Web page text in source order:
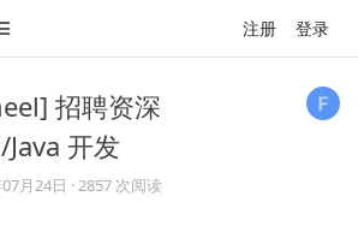
注册 登录
招聘资深
开发
月24日 · 2857 次阅读